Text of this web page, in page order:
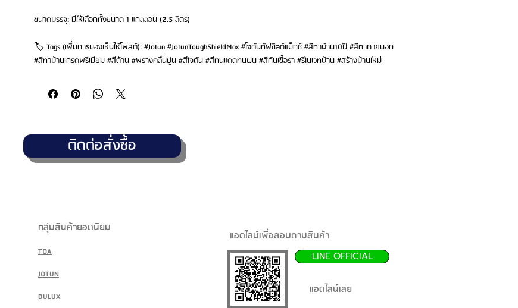
ขนาดบรรจุ: มีให้เลือกทั้งขนาด 1 แกลลอน (2.5 ลิตร)
🏷️ Tags (เพิ่มการมองเห็นให้โพสต์): #Jotun #JotunToughShieldMax #โจตันทัฟชิลด์แม็กซ์ #สีทาบ้าน10ปี #สีทาภายนอก
#สีทาบ้านเกรดพรีเมียม #สีด้าน #พรางคลื่นปูน #สีโจตัน #สีทนแดดทนฝน #สีกันเชื้อรา #รีโนเวทบ้าน #สร้างบ้านใหม่
ติดต่อสั่งซื้อ
กลุ่มสินค้ายอดนิยม
TOA
JOTUN
DULUX
แอดไลน์เพื่อสอบถามสินค้า
LINE OFFICIAL
แอดไลน์เลย